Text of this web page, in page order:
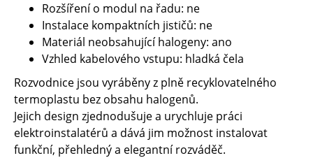
Rozšíření o modul na řadu: ne
Instalace kompaktních jističů: ne
Materiál neobsahující halogeny: ano
Vzhled kabelového vstupu: hladká čela
Rozvodnice jsou vyráběny z plně recyklovatelného
termoplastu bez obsahu halogenů.
Jejich design zjednodušuje a urychluje práci
elektroinstalatérů a dává jim možnost instalovat
funkční, přehledný a elegantní rozváděč.